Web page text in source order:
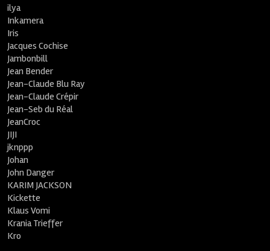
ilya
Inkamera
Iris
Jacques Cochise
Jambonbill
Jean Bender
Jean-Claude Blu Ray
Jean-Claude Crépir
Jean-Seb du Réal
JeanCroc
JIJI
jknppp
Johan
John Danger
KARIM JACKSON
Kickette
Klaus Vomi
Krania Trieffer
Kro